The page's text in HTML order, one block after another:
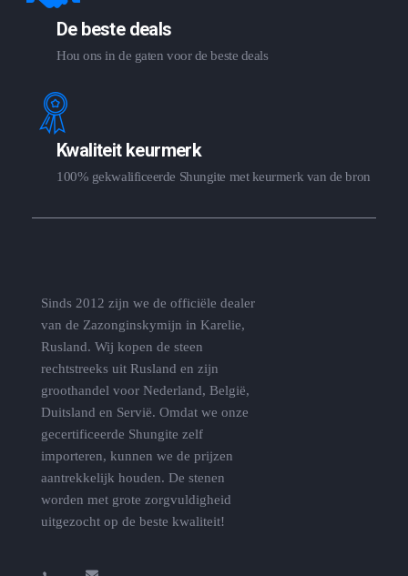
De beste deals
Hou ons in de gaten voor de beste deals
Kwaliteit keurmerk
100% gekwalificeerde Shungite met keurmerk van de bron
Sinds 2012 zijn we de officiële dealer
van de Zazonginskymijn in Karelie,
Rusland. Wij kopen de steen
rechtstreeks uit Rusland en zijn
groothandel voor Nederland, België,
Duitsland en Servië. Omdat we onze
gecertificeerde Shungite zelf
importeren, kunnen we de prijzen
aantrekkelijk houden. De stenen
worden met grote zorgvuldigheid
uitgezocht op de beste kwaliteit!